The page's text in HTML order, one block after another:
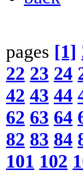
pages [1]
22 23 24
42 43 44
62 63 64
82 83 84
101 102